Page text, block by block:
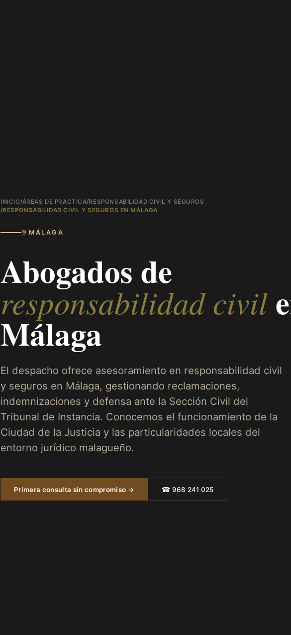
INICIO/ÁREAS DE PRÁCTICA/RESPONSABILIDAD CIVIL Y SEGUROS
/RESPONSABILIDAD CIVIL Y SEGUROS EN MÁLAGA
MÁLAGA
Abogados de
responsabilidad civil
Málaga
El despacho ofrece asesoramiento en responsabilidad civil
y seguros en Málaga, gestionando reclamaciones,
indemnizaciones y defensa ante la Sección Civil del
Tribunal de Instancia. Conocemos el funcionamiento de la
Ciudad de la Justicia y las particularidades locales del
entorno jurídico malagueño.
Primera consulta sin compromiso → ☎ 968 241 025